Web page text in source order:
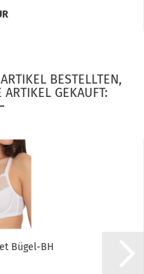
BESTELLTEN,
GEKAUFT:
Bügel-BH